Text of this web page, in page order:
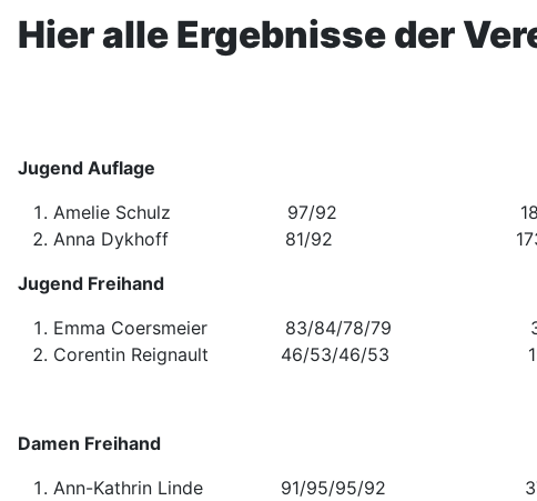
Hier alle Ergebnisse der
Jugend Auflage
Amelie Schulz 97/92 189
Anna Dykhoff 81/92 173
Jugend Freihand
Emma Coersmeier 83/84/78/79 324
Corentin Reignault 46/53/46/53 198
Damen Freihand
Ann-Kathrin Linde 91/95/95/92 373